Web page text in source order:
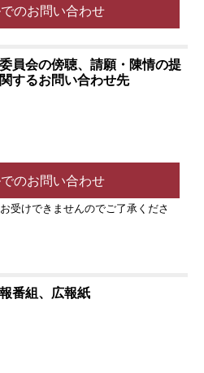
のお問い合わせ
員会の傍聴、請願・陳情の提
するお問い合わせ先
のお問い合わせ
受けできませんのでご了承くださ
番組、広報紙